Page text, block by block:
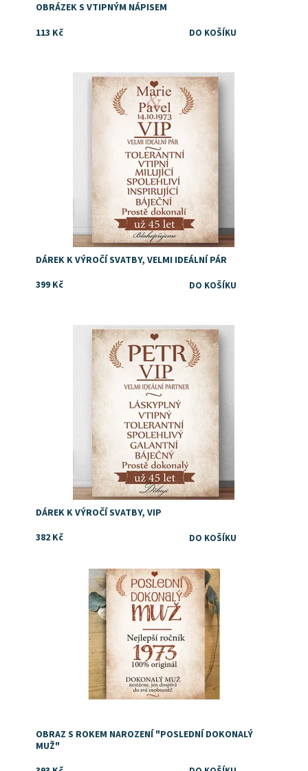
OBRÁZEK S VTIPNÝM NÁPISEM
113 Kč
Dárek k výročí svatby pro rodiče
Skladem
DÁREK K VÝROČÍ SVATBY, VELMI IDEÁLNÍ PÁR
399 Kč
Dárek k výročí pro manžela, partnera, partnerku,
Skladem
DÁREK K VÝROČÍ SVATBY, VIP
382 Kč
Skladem
OBRAZ S ROKEM NAROZENÍ "POSLEDNÍ DOKONALÝ
MUŽ"